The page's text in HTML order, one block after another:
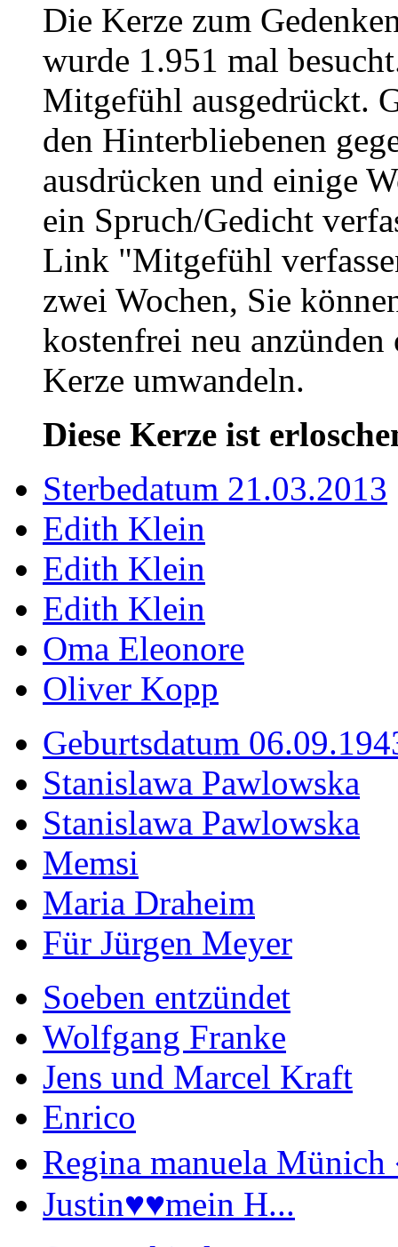
Die Kerze zum
wurde 1.951 mal
Mitgefühl ausgedrückt.
den Hinterbliebenen
ausdrücken und einige
ein Spruch/Gedicht
Link "Mitgefühl
zwei Wochen, Sie
kostenfrei neu
Kerze umwandeln.
Diese Kerze ist
Sterbedatum 21.03.2013
Edith Klein
Edith Klein
Edith Klein
Oma Eleonore
Oliver Kopp
Geburtsdatum
Stanislawa Pawlowska
Stanislawa Pawlowska
Memsi
Maria Draheim
Für Jürgen Meyer
Soeben entzündet
Wolfgang Franke
Jens und Marcel Kraft
Enrico
Regina manuela
Justin♥️♥️mein H...